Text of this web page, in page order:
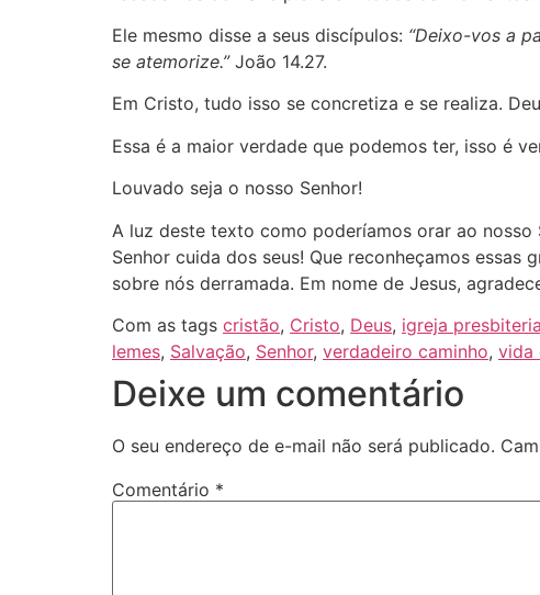
Ele mesmo disse a seus discípulos: “Deixo-vos a
se atemorize.” João 14.27.
Em Cristo, tudo isso se concretiza e se realiza.
Essa é a maior verdade que podemos ter, isso é
Louvado seja o nosso Senhor!
A luz deste texto como poderíamos orar ao nosso
Senhor cuida dos seus! Que reconheçamos
sobre nós derramada. Em nome de Jesus,
Com as tags cristão, Cristo, Deus, igreja
lemes, Salvação, Senhor, verdadeiro caminho, vida
Deixe um comentário
O seu endereço de e-mail não será publicado.
Comentário *